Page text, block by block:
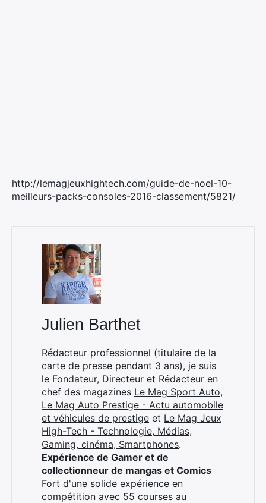
http://lemagjeuxhightech.com/guide-de-noel-10-
meilleurs-packs-consoles-2016-classement/5821/
Julien Barthet
Rédacteur professionnel (titulaire de la
carte de presse pendant 3 ans), je suis
le Fondateur, Directeur et Rédacteur en
chef des magazines Le Mag Sport Auto,
Le Mag Auto Prestige - Actu automobile
et véhicules de prestige et Le Mag Jeux
High-Tech - Technologie, Médias,
Gaming, cinéma, Smartphones.
Expérience de Gamer et de
collectionneur de mangas et Comics
Fort d'une solide expérience en
compétition avec 55 courses au